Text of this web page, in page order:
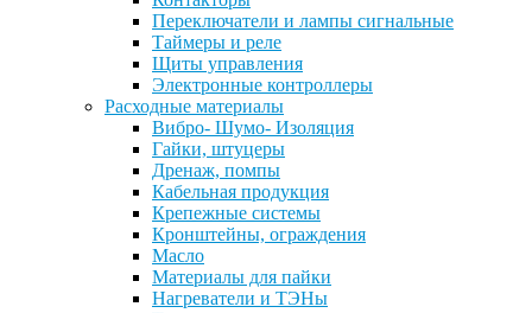
Переключатели и лампы сигнальные
Таймеры и реле
Щиты управления
Электронные контроллеры
Расходные материалы
Вибро- Шумо- Изоляция
Гайки, штуцеры
Дренаж, помпы
Кабельная продукция
Крепежные системы
Кронштейны, ограждения
Масло
Материалы для пайки
Нагреватели и ТЭНы